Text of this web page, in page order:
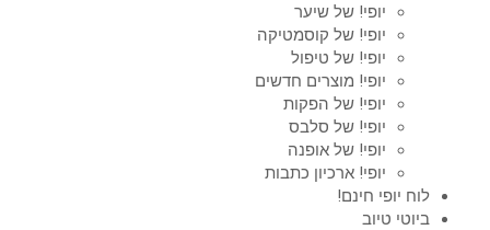
יופי! של שיער
יופי! של קוסמטיקה
יופי! של טיפול
יופי! מוצרים חדשים
יופי! של הפקות
יופי! של סלבס
יופי! של אופנה
יופי! ארכיון כתבות
לוח יופי חינם!
ביוטי טיוב